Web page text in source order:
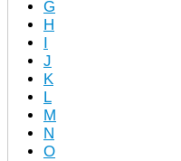
G
H
I
J
K
L
M
N
O